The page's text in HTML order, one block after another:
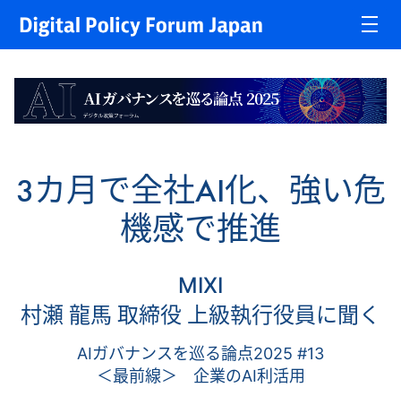
3カ月で全社AI化、強い危
機感で推進
MIXI
村瀬 龍馬 取締役 上級執行役員に聞く
AIガバナンスを巡る論点2025 #13
＜最前線＞ 企業のAI利活用